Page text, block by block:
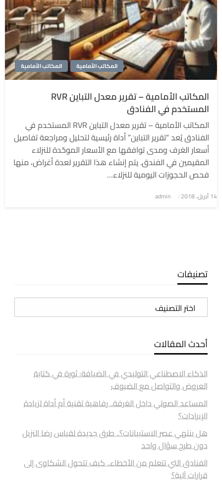
المكاتب الأمامية المكاتب الأمامية
المكاتب الأمامية – تقرير معدل التباين RVR
المستخدم في الفنادق
المكاتب الأمامية – تقرير معدل التباين RVR المستخدم في
الفنادق يُعد “تقرير التباين” أداة رئيسية لتحليل ومراجعة تفاصيل
أسعار الغرف ومدى توافقها مع الأسعار الموحّدة للنزلاء
المقيمين في الفندق. يتم إنشاء هذا التقرير لعدة أغراض، منها
فحص الحجوزات اليومية للنزلاء…
نُشر
14 أبريل، 2018 admin
تصنيفات
تصنيفات
أحدث المقالات
الذكاء الاصطناعي التوليدي في الضيافة: ثورة في كتابة
العروض والتواصل مع الضيوف
المساعد الصوتي داخل الغرفة.. رفاهية تقنية أم أداة لزيادة
الإيرادات؟
هل ينتهي عصر الاستبيانات؟.. طرق جديدة لقياس رضا النزيل
دون طرح سؤال واحد
الفنادق التي تتعلم من الأخطاء.. كيف تتحول الشكاوى إلى
قرارات آلية؟